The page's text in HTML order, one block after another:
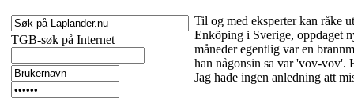
TGB-søk på Internet
Til og med eksperter kan råke
Enköping i Sverige, oppdaget
måneder egentlig var en
han någonsin sa var 'vov-vov'.
Jag hade ingen anledning att